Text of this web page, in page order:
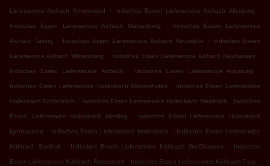
Lieferservice Aichach Knottenried . Indisches Essen Lieferservice Aichach Allenberg .
Indisches Essen Lieferservice Aichach Matzenberg . Indisches Essen Lieferservice
Aichach Taiting . Indisches Essen Lieferservice Aichach Neumühle . Indisches Essen
Lieferservice Aichach Wilpersberg . Indisches Essen Lieferservice Aichach Neuhausen .
Indisches Essen Lieferservice Aichach . Indisches Essen Lieferservice Augsburg .
Indisches Essen Lieferservice Hollenbach Motzenhofen . Indisches Essen Lieferservice
Hollenbach Schönbach . Indisches Essen Lieferservice Hollenbach Mainbach . Indisches
Essen Lieferservice Hollenbach Hiesling . Indisches Essen Lieferservice Hollenbach
Igenhausen . Indisches Essen Lieferservice Hollenbach . Indisches Essen Lieferservice
Kühbach Sedlhof . Indisches Essen Lieferservice Kühbach Großhausen . Indisches
Essen Lieferservice Kühbach Radersdorf . Indisches Essen Lieferservice Kühbach Paar .